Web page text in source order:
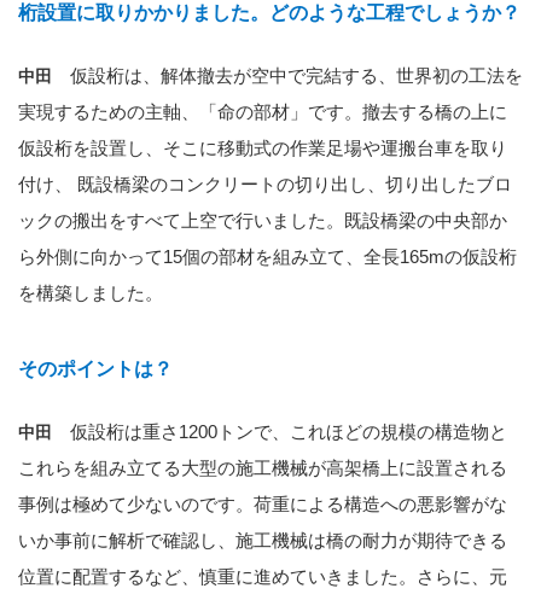
桁設置に取りかかりました。どのような工程でしょうか？
中田
仮設桁は、解体撤去が空中で完結する、世界初の工法を
実現するための主軸、「命の部材」です。撤去する橋の上に
仮設桁を設置し、そこに移動式の作業足場や運搬台車を取り
付け、 既設橋梁のコンクリートの切り出し、切り出したブロ
ックの搬出をすべて上空で行いました。既設橋梁の中央部か
ら外側に向かって15個の部材を組み立て、全長165mの仮設桁
を構築しました。
そのポイントは？
中田
仮設桁は重さ1200トンで、これほどの規模の構造物と
これらを組み立てる大型の施工機械が高架橋上に設置される
事例は極めて少ないのです。荷重による構造への悪影響がな
いか事前に解析で確認し、施工機械は橋の耐力が期待できる
位置に配置するなど、慎重に進めていきました。さらに、元